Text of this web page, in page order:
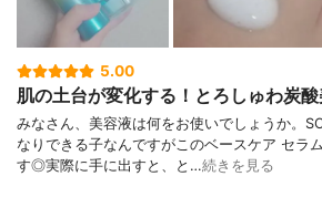
5.00
肌の土台が変化する！とろしゅわ炭酸
みなさん、美容液は何をお使いでしょうか。
なりできる子なんですがこのベースケア セラ
す◎実際に手に出すと、と…続きを見る